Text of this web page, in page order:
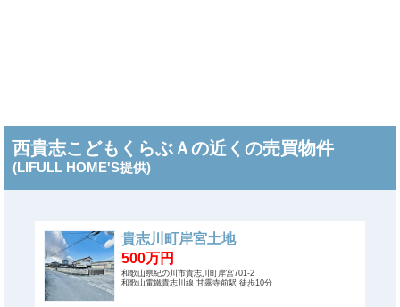
西貴志こどもくらぶＡの近くの売買物件
(LIFULL HOME'S提供)
貴志川町岸宮土地
500万円
和歌山県紀の川市貴志川町岸宮701-2
和歌山電鐵貴志川線 甘露寺前駅 徒歩10分